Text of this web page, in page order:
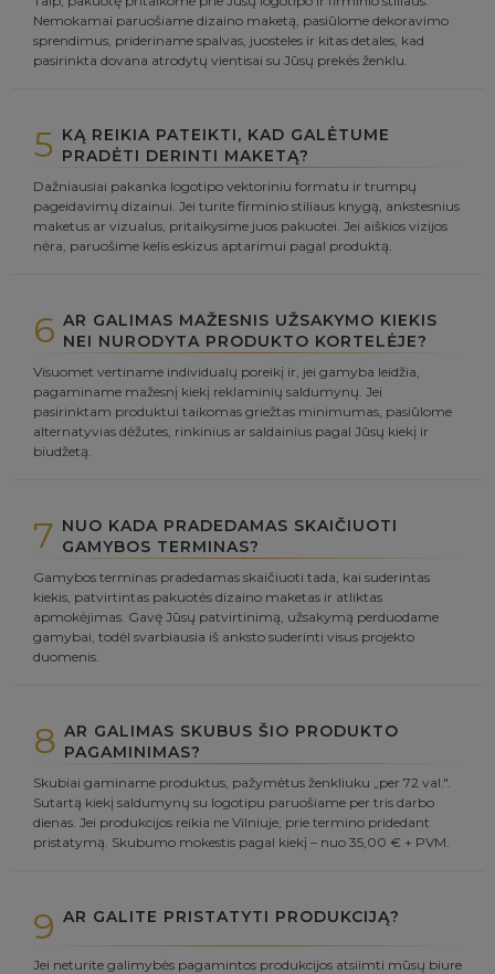
Nemokamai paruošiame dizaino maketą, pasiūlome dekoravimo
sprendimus, prideriname spalvas, juosteles ir kitas detales, kad
pasirinkta dovana atrodytų vientisai su Jūsų prekės ženklu.
5 KĄ REIKIA PATEIKTI, KAD GALĖTUME
PRADĖTI DERINTI MAKETĄ?
Dažniausiai pakanka logotipo vektoriniu formatu ir trumpų
pageidavimų dizainui. Jei turite firminio stiliaus knygą, ankstesnius
maketus ar vizualus, pritaikysime juos pakuotei. Jei aiškios vizijos
nėra, paruošime kelis eskizus aptarimui pagal produktą.
6 AR GALIMAS MAŽESNIS UŽSAKYMO KIEKIS
NEI NURODYTA PRODUKTO KORTELĖJE?
Visuomet vertiname individualų poreikį ir, jei gamyba leidžia,
pagaminame mažesnį kiekį reklaminių saldumynų. Jei
pasirinktam produktui taikomas griežtas minimumas, pasiūlome
alternatyvias dėžutes, rinkinius ar saldainius pagal Jūsų kiekį ir
biudžetą.
7 NUO KADA PRADEDAMAS SKAIČIUOTI
GAMYBOS TERMINAS?
Gamybos terminas pradedamas skaičiuoti tada, kai suderintas
kiekis, patvirtintas pakuotės dizaino maketas ir atliktas
apmokėjimas. Gavę Jūsų patvirtinimą, užsakymą perduodame
gamybai, todėl svarbiausia iš anksto suderinti visus projekto
duomenis.
8 AR GALIMAS SKUBUS ŠIO PRODUKTO
PAGAMINIMAS?
Skubiai gaminame produktus, pažymėtus ženkliuku „per 72 val.".
Sutartą kiekį saldumynų su logotipu paruošiame per tris darbo
dienas. Jei produkcijos reikia ne Vilniuje, prie termino pridedant
pristatymą. Skubumo mokestis pagal kiekį – nuo 35,00 € + PVM.
9 AR GALITE PRISTATYTI PRODUKCIJĄ?
Jei neturite galimybės pagamintos produkcijos atsiimti mūsų biure